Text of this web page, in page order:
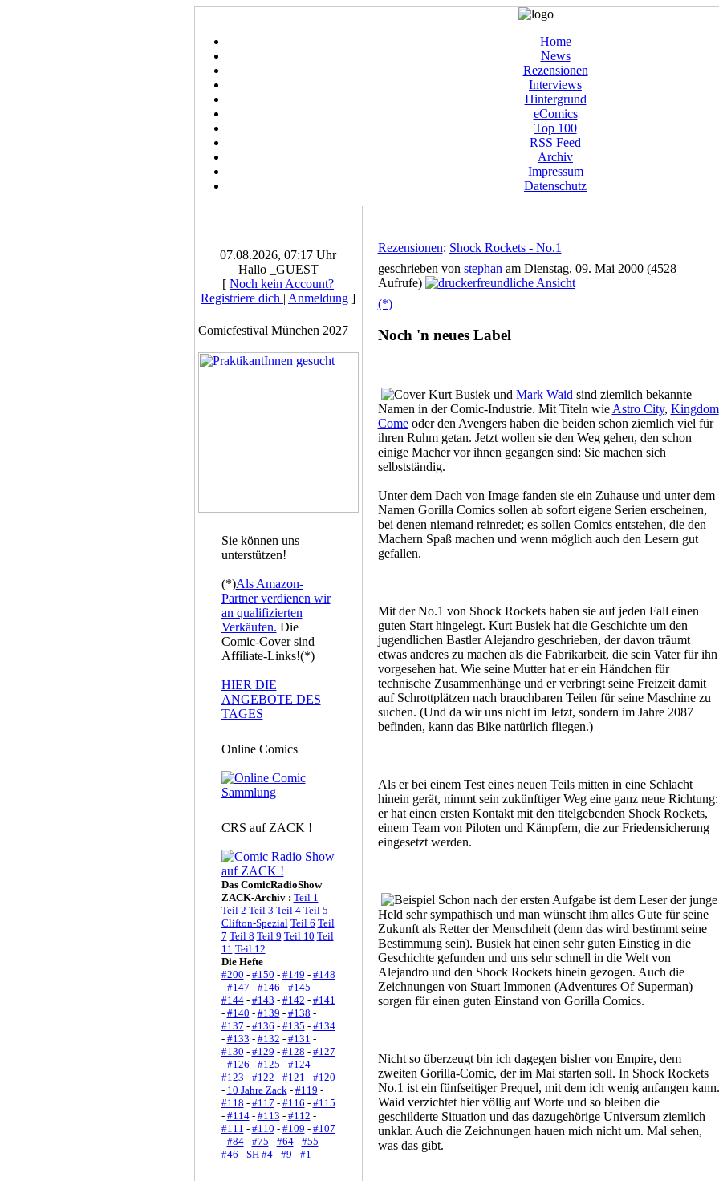
Home
News
Rezensionen
Interviews
Hintergrund
eComics
Top 100
RSS Feed
Archiv
Impressum
Datenschutz
07.08.2026, 07:17 Uhr
Hallo _GUEST
[ Noch kein Account?
Registriere dich | Anmeldung ]
Comicfestival München 2027
Sie können uns
unterstützen!
(*)Als Amazon-
Partner verdienen wir
an qualifizierten
Verkäufen. Die
Comic-Cover sind
Affiliate-Links!(*)
HIER DIE
ANGEBOTE DES
TAGES
Online Comics
CRS auf ZACK !
Das ComicRadioShow
ZACK-Archiv : Teil 1
Teil 2 Teil 3 Teil 4 Teil 5
Clifton-Spezial Teil 6 Teil
7 Teil 8 Teil 9 Teil 10 Teil
11 Teil 12
Die Hefte
#200 - #150 - #149 - #148
- #147 - #146 - #145 -
#144- #143 - #142 - #141
- #140 - #139 - #138 -
#137 - #136 - #135 - #134
- #133 - #132 - #131 -
#130 - #129 - #128 - #127
- #126 - #125 - #124-
#123 - #122 - #121 - #120
- 10 Jahre Zack- #119 -
#118 - #117 - #116 - #115
- #114- #113 - #112 -
#111 - #110 - #109 - #107
- #84- #75 - #64- #55 -
#46 - SH #4- #9 - #1
Rezensionen: Shock Rockets - No.1
geschrieben von stephan am Dienstag, 09. Mai 2000 (4528
Aufrufe)
(*)
Noch 'n neues Label
Kurt Busiek und Mark Waidsind ziemlich bekannte
Namen in der Comic-Industrie. Mit Titeln wieAstro City, Kingdom
Comeoder den Avengers haben die beiden schon ziemlich viel für
ihren Ruhm getan. Jetzt wollen sie den Weg gehen, den schon
einige Macher vor ihnen gegangen sind: Sie machen sich
selbstständig.
Unter dem Dach von Image fanden sie ein Zuhause und unter dem
Namen Gorilla Comics sollen ab sofort eigene Serien erscheinen,
bei denen niemand reinredet; es sollen Comics entstehen, die den
Machern Spaß machen und wenn möglich auch den Lesern gut
gefallen.
Mit der No.1 von Shock Rockets haben sie auf jeden Fall einen
guten Start hingelegt. Kurt Busiek hat die Geschichte um den
jugendlichen Bastler Alejandro geschrieben, der davon träumt
etwas anderes zu machen als die Fabrikarbeit, die sein Vater für ihn
vorgesehen hat. Wie seine Mutter hat er ein Händchen für
technische Zusammenhänge und er verbringt seine Freizeit damit
auf Schrottplätzen nach brauchbaren Teilen für seine Maschine zu
suchen. (Und da wir uns nicht im Jetzt, sondern im Jahre 2087
befinden, kann das Bike natürlich fliegen.)
Als er bei einem Test eines neuen Teils mitten in eine Schlacht
hinein gerät, nimmt sein zukünftiger Weg eine ganz neue Richtung:
er hat einen ersten Kontakt mit den titelgebenden Shock Rockets,
einem Team von Piloten und Kämpfern, die zur Friedensicherung
eingesetzt werden.
Schon nach der ersten Aufgabe ist dem Leser der junge
Held sehr sympathisch und man wünscht ihm alles Gute für seine
Zukunft als Retter der Menschheit (denn das wird bestimmt seine
Bestimmung sein). Busiek hat einen sehr guten Einstieg in die
Geschichte gefunden und uns sehr schnell in die Welt von
Alejandro und den Shock Rockets hinein gezogen. Auch die
Zeichnungen von Stuart Immonen (Adventures Of Superman)
sorgen für einen guten Einstand von Gorilla Comics.
Nicht so überzeugt bin ich dagegen bisher von Empire, dem
zweiten Gorilla-Comic, der im Mai starten soll. In Shock Rockets
No.1 ist ein fünfseitiger Prequel, mit dem ich wenig anfangen kann.
Waid verzichtet hier völlig auf Worte und so bleiben die
geschilderte Situation und das dazugehörige Universum ziemlich
unklar. Auch die Zeichnungen hauen mich nicht um. Mal sehen,
was das gibt.